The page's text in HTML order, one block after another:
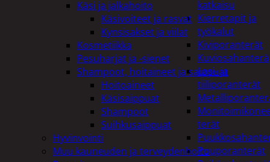
katkaisu
Kierretapit ja
työkalut
Kiviporanterät
Kuviosahanterä
Lasi- ja
tiiliporanterät
terät
Puuporanterät
Käsi ja jalkahoito
Käsivoiteet ja rasvat
Kynsisakset ja viilat
Kosmetiikka
Pesuharjat ja -sienet
Shampoot, hoitaineet ja saippuat
Hoitoaineet
Käsisaippuat
Shampoot
Suihkusaippuat
Hyvinvointi
Muu kauneuden ja terveydenhoito